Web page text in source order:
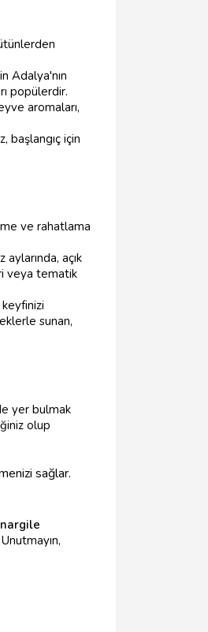
Adalya'nın
popülerdir.
aromaları,
başlangıç için
ve rahatlama
açık
veya tematik
sunan,
yer bulmak
olup
sağlar.
nargile